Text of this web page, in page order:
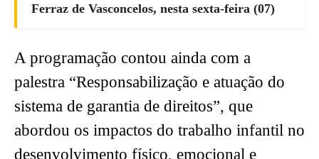
Ferraz de Vasconcelos, nesta sexta-feira (07)
A programação contou ainda com a
palestra “Responsabilização e atuação do
sistema de garantia de direitos”, que
abordou os impactos do trabalho infantil no
desenvolvimento físico, emocional e